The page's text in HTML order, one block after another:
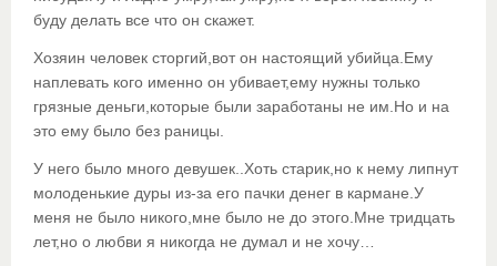
буду делать все что он скажет.
Хозяин человек сторгий,вот он настоящий убийца.Ему
наплевать кого именно он убивает,ему нужны только
грязные деньги,которые были заработаны не им.Но и на
это ему было без раницы.
У него было много девушек..Хоть старик,но к нему липнут
молоденькие дуры из-за его пачки денег в кармане.У
меня не было никого,мне было не до этого.Мне тридцать
лет,но о любви я никогда не думал и не хочу…